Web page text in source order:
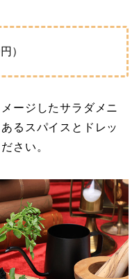
）
ージしたサラダメニ
るスパイスとドレッ
さい。